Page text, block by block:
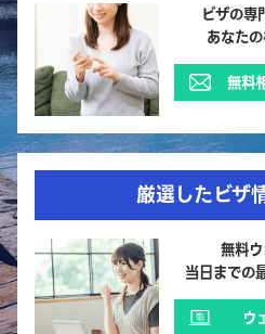
ビザの専
あなた
無料
厳選したビザ
無料
当日までの
ウ